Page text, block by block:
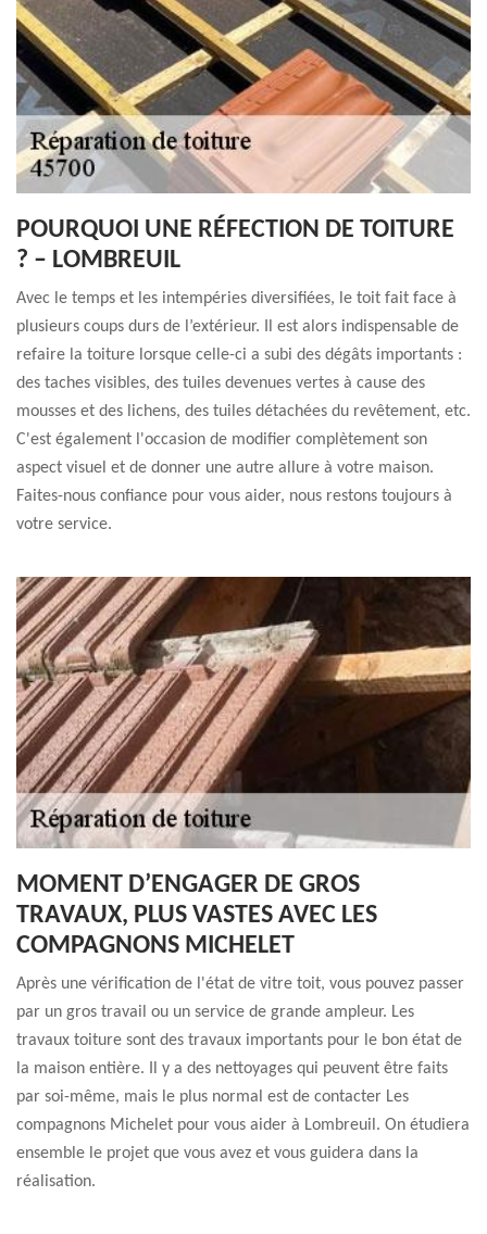
POURQUOI UNE RÉFECTION DE TOITURE
? – LOMBREUIL
Avec le temps et les intempéries diversifiées, le toit fait face à
plusieurs coups durs de l’extérieur. Il est alors indispensable de
refaire la toiture lorsque celle-ci a subi des dégâts importants :
des taches visibles, des tuiles devenues vertes à cause des
mousses et des lichens, des tuiles détachées du revêtement, etc.
C'est également l'occasion de modifier complètement son
aspect visuel et de donner une autre allure à votre maison.
Faites-nous confiance pour vous aider, nous restons toujours à
votre service.
MOMENT D’ENGAGER DE GROS
TRAVAUX, PLUS VASTES AVEC LES
COMPAGNONS MICHELET
Après une vérification de l'état de vitre toit, vous pouvez passer
par un gros travail ou un service de grande ampleur. Les
travaux toiture sont des travaux importants pour le bon état de
la maison entière. Il y a des nettoyages qui peuvent être faits
par soi-même, mais le plus normal est de contacter Les
compagnons Michelet pour vous aider à Lombreuil. On étudiera
ensemble le projet que vous avez et vous guidera dans la
réalisation.